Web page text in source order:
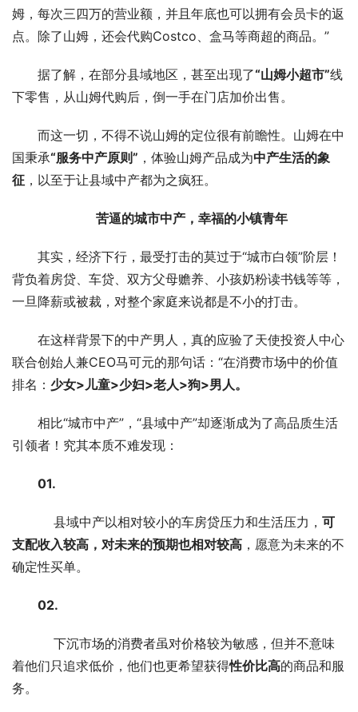
姆，每次三四万的营业额，并且年底也可以拥有会员卡的返
点。除了山姆，还会代购Costco、盒马等商超的商品。”
据了解，在部分县域地区，甚至出现了“山姆小超市”线
下零售，从山姆代购后，倒一手在门店加价出售。
而这一切，不得不说山姆的定位很有前瞻性。山姆在中
国秉承“服务中产原则” ，体验山姆产品成为中产生活的象
征 ，以至于让县域中产都为之疯狂。
苦逼的城市中产，幸福的小镇青年
其实，经济下行，最受打击的莫过于“城市白领”阶层！
背负着房贷、车贷、双方父母赡养、小孩奶粉读书钱等等，
一旦降薪或被裁，对整个家庭来说都是不小的打击。
在这样背景下的中产男人，真的应验了天使投资人中心
联合创始人兼CEO马可元的那句话：“在消费市场中的价值
排名： 少女>儿童>少妇>老人>狗>男人。
相比“城市中产”，“县域中产”却逐渐成为了高品质生活
引领者！究其本质不难发现：
01.
县域中产以相对较小的车房贷压力和生活压力， 可
支配收入较高，对未来的预期也相对较高 ，愿意为未来的不
确定性买单。
02.
下沉市场的消费者虽对价格较为敏感，但并不意味
着他们只追求低价，他们也更希望获得性价比高的商品和服
务。